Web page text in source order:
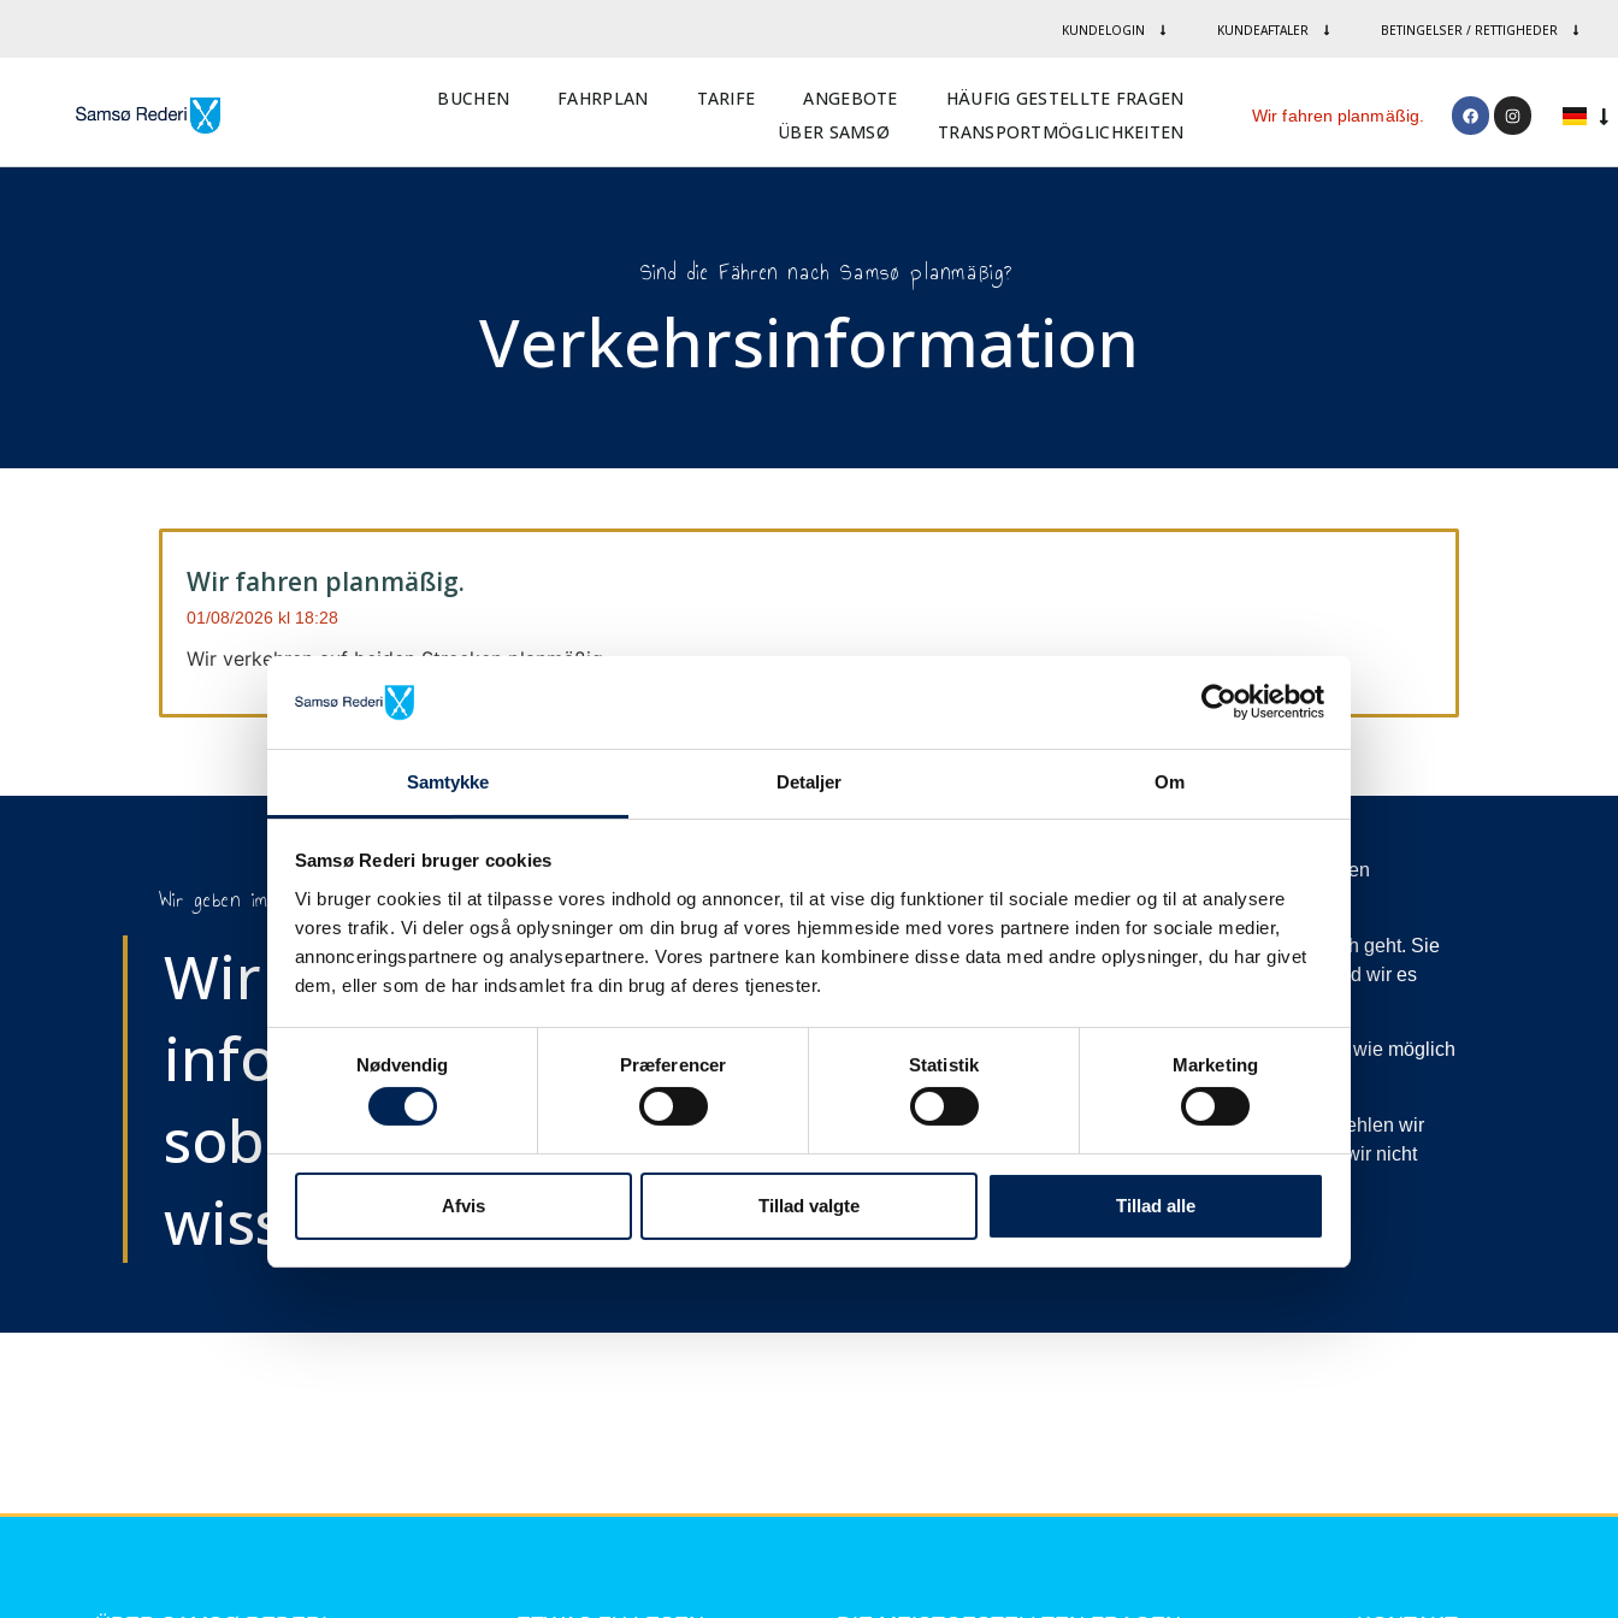
Samtykke Detaljer Om
Samsø Rederi bruger cookies
Vi bruger cookies til at tilpasse vores indhold og annoncer, til at vise dig funktioner til sociale medier og til at analysere
vores trafik. Vi deler også oplysninger om din brug af vores hjemmeside med vores partnere inden for sociale medier,
annonceringspartnere og analysepartnere. Vores partnere kan kombinere disse data med andre oplysninger, du har givet
dem, eller som de har indsamlet fra din brug af deres tjenester.
Nødvendig
Præferencer Statistik Marketing
Afvis Tillad valgte Tillad alle
KUNDELOGIN KUNDEAFTALER BETINGELSER / RETTIGHEDER
BUCHEN FAHRPLAN TARIFE ANGEBOTE
HÄUFIG GESTELLTE FRAGEN
ÜBER SAMSØ
TRANSPORTMÖGLICHKEITEN
Wir fahren planmäßig.
Sind die Fähren nach Samsø planmäßig?
Verkehrsinformation​
Wir fahren planmäßig.
01/08/2026 18:28
Wir verkehren auf beiden Strecken planmäßig.
Wir geben immer Bescheid
Wir werden Sie
informieren,
sobald wir etwas
wissen....
Unsere Verkehrsinformation wir nur bei Verspätungen von mehr als 15 Minuten
upgedatet.
Wir legen großen Wert darauf, unsere Kunden wissen zu lassen, was vor sich geht. Sie
können also sicher sein: Wenn wir sagen, dass wir planmäßig sind, dann sind wir es
Sobald wir wissen, dass wir nicht planmäßig sind, werden wir Sie so schnell wie möglich
informieren.
Wir sind immer sehr beschäftigt, wenn wir nicht planmäßig sind. Daher empfehlen wir
Ihnen, dieser Seite zu folgen und uns nicht anzurufen oder zu schreiben, da wir nicht
mehr zu sagen haben, als Sie hier lesen können.